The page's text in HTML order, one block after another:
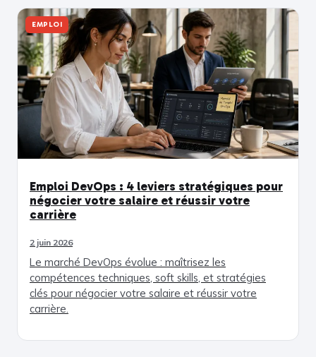
EMPLOI
Emploi DevOps : 4 leviers stratégiques pour
négocier votre salaire et réussir votre
carrière
2 juin 2026
Le marché DevOps évolue : maîtrisez les
compétences techniques, soft skills, et stratégies
clés pour négocier votre salaire et réussir votre
carrière.